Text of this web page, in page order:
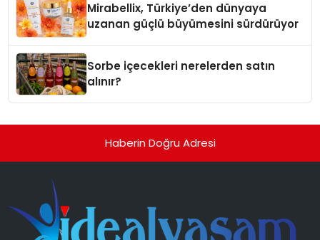
Mirabellix, Türkiye’den dünyaya
uzanan güçlü büyümesini sürdürüyor
Sorbe içecekleri nerelerden satın
alınır?
Haberin Doğru Adresi